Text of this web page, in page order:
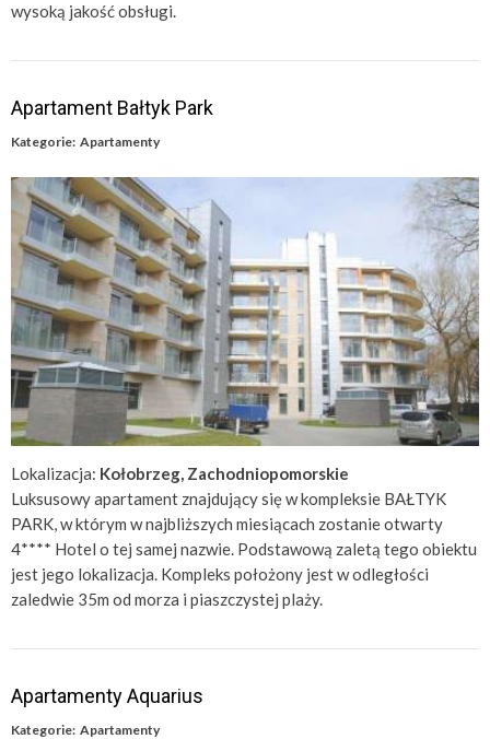
wysoką jakość obsługi.
Apartament Bałtyk Park
Kategorie: Apartamenty
Lokalizacja: Kołobrzeg, Zachodniopomorskie
Luksusowy apartament znajdujący się w kompleksie BAŁTYK
PARK, w którym w najbliższych miesiącach zostanie otwarty
4**** Hotel o tej samej nazwie. Podstawową zaletą tego obiektu
jest jego lokalizacja. Kompleks położony jest w odległości
zaledwie 35m od morza i piaszczystej plaży.
Apartamenty Aquarius
Kategorie: Apartamenty